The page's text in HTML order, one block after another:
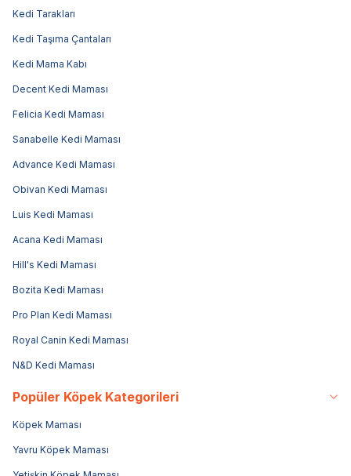
Kedi Tarakları
Kedi Taşıma Çantaları
Kedi Mama Kabı
Decent Kedi Maması
Felicia Kedi Maması
Sanabelle Kedi Maması
Advance Kedi Maması
Obivan Kedi Maması
Luis Kedi Maması
Acana Kedi Maması
Hill's Kedi Maması
Bozita Kedi Maması
Pro Plan Kedi Maması
Royal Canin Kedi Maması
N&D Kedi Maması
Popüler Köpek Kategorileri
Köpek Maması
Yavru Köpek Maması